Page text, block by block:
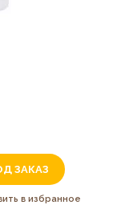
ЗАКАЗ
в избранное